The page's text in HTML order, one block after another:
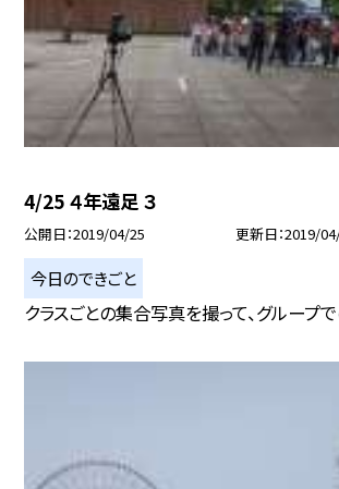
4/25 ４年遠足 ３
公開日 2019/04/25 更新日 2019/
今日のできごと
クラスごとの集合写真を撮って、グループ